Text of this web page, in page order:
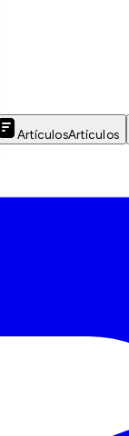
ArtículosArtículos